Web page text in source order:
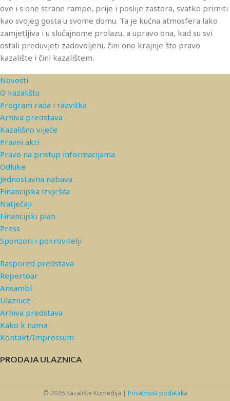
ove i s one strane rampe, prije i poslije zastora, svatko primiti
kao svojeg gosta u svome domu. Ta je kućna atmosfera lako
zamjetljiva i u slučajnome prolazu, a upravo ona, kad su svi
ostali preduvjeti zadovoljeni, čini ono krajnje što pravo
kazalište i čini kazalištem.
Novosti
O kazalištu
Program rada i razvitka
Arhiva predstava
Kazališno vijeće
Pravni akti
Pravo na pristup informacijama
Odluke
Jednostavna nabava
Financijska izvješća
Natječaji
Financijski plan
Press
Sponzori i pokrovitelji
Raspored predstava
Repertoar
Ansambl
Ulaznice
Arhiva predstava
Kako k nama
Kontakt/Impressum
PRODAJA ULAZNICA
© 2026 Kazalište Komedija | Privatnost podataka